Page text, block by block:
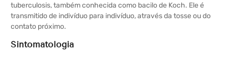
tuberculosis, também conhecida como bacilo de Koch. Ele é
transmitido de indivíduo para indivíduo, através da tosse ou do
contato próximo.
Sintomatologia